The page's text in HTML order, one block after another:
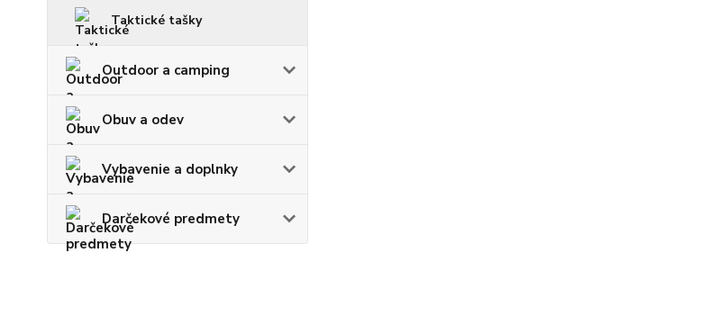
Taktické tašky
Outdoor a camping
Obuv a odev
Vybavenie a doplnky
Darčekové predmety